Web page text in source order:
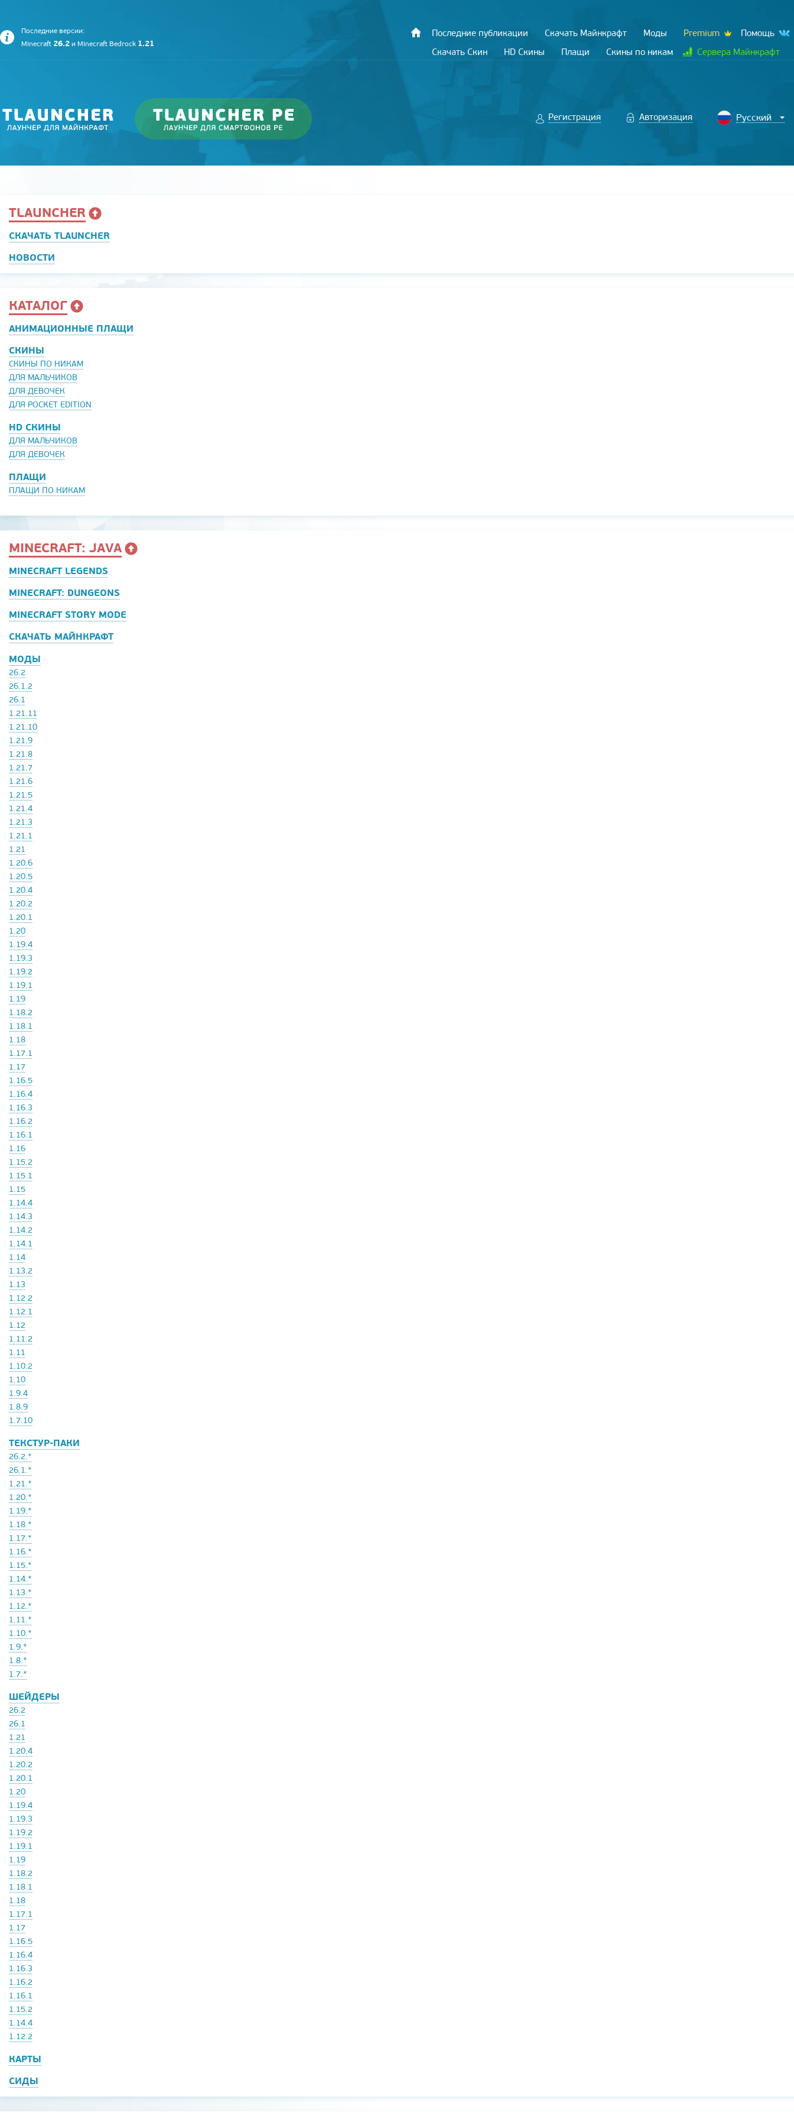
Последние версии:
Minecraft 26.2 и Minecraft Bedrock 1.21
Последние публикации Скачать Майнкрафт Моды Premium
Помощь
Скачать Скин
HD Скины Плащи Скины по никам Сервера Майнкрафт
Регистрация Авторизация
TLAUNCHER
СКАЧАТЬ TLAUNCHER
НОВОСТИ
КАТАЛОГ
АНИМАЦИОННЫЕ ПЛАЩИ
СКИНЫ
СКИНЫ ПО НИКАМ
ДЛЯ МАЛЬЧИКОВ
ДЛЯ ДЕВОЧЕК
ДЛЯ POCKET EDITION
HD СКИНЫ
ДЛЯ МАЛЬЧИКОВ
ДЛЯ ДЕВОЧЕК
ПЛАЩИ
ПЛАЩИ ПО НИКАМ
MINECRAFT: JAVA
MINECRAFT LEGENDS
MINECRAFT: DUNGEONS
MINECRAFT STORY MODE
СКАЧАТЬ МАЙНКРАФТ
МОДЫ
26.2
26.1.2
26.1
1.21.11
1.21.10
1.21.9
1.21.8
1.21.7
1.21.6
1.21.5
1.21.4
1.21.3
1.21.1
1.21
1.20.6
1.20.5
1.20.4
1.20.2
1.20.1
1.20
1.19.4
1.19.3
1.19.2
1.19.1
1.19
1.18.2
1.18.1
1.18
1.17.1
1.17
1.16.5
1.16.4
1.16.3
1.16.2
1.16.1
1.16
1.15.2
1.15.1
1.15
1.14.4
1.14.3
1.14.2
1.14.1
1.14
1.13.2
1.13
1.12.2
1.12.1
1.12
1.11.2
1.11
1.10.2
1.10
1.9.4
1.8.9
1.7.10
ТЕКСТУР-ПАКИ
26.2.*
26.1.*
1.21.*
1.20.*
1.19.*
1.18.*
1.17.*
1.16.*
1.15.*
1.14.*
1.13.*
1.12.*
1.11.*
1.10.*
1.9.*
1.8.*
1.7.*
ШЕЙДЕРЫ
26.2
26.1
1.21
1.20.4
1.20.2
1.20.1
1.20
1.19.4
1.19.3
1.19.2
1.19.1
1.19
1.18.2
1.18.1
1.18
1.17.1
1.17
1.16.5
1.16.4
1.16.3
1.16.2
1.16.1
1.15.2
1.14.4
1.12.2
КАРТЫ
СИДЫ